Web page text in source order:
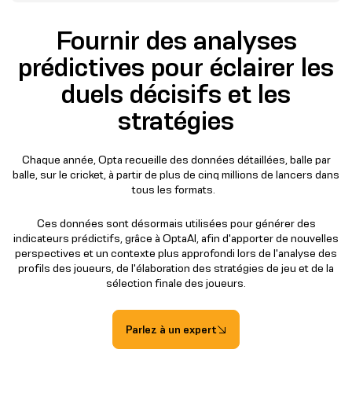
Fournir des analyses
prédictives pour éclairer les
duels décisifs et les
stratégies
Chaque année, Opta recueille des données détaillées, balle par
balle, sur le cricket, à partir de plus de cinq millions de lancers dans
tous les formats.
Ces données sont désormais utilisées pour générer des
indicateurs prédictifs, grâce à OptaAI, afin d'apporter de nouvelles
perspectives et un contexte plus approfondi lors de l'analyse des
profils des joueurs, de l'élaboration des stratégies de jeu et de la
sélection finale des joueurs.
Parlez à un expert